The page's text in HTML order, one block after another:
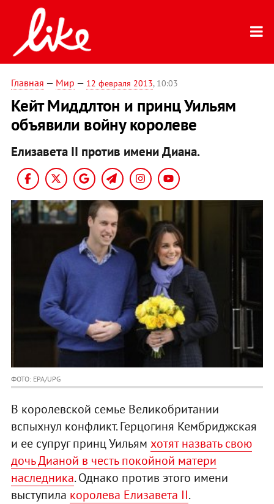
Главная — Мир — 12 февраля 2013, 10:03
Кейт Миддлтон и принц Уильям
объявили войну королеве
Елизавета II против имени Диана.
ФОТО: EPA/UPG
В королевской семье Великобритании
вспыхнул конфликт. Герцогиня Кембриджская
и ее супруг принц Уильям хотят назвать свою
дочь Дианой в честь покойной матери
наследника. Однако против этого имени
выступила королева Елизавета II.